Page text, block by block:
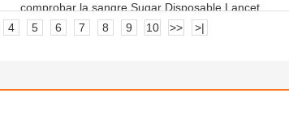
comprobar la sangre Sugar Disposable Lancet
Needle
4 5 6 7 8 9 10 >> >|